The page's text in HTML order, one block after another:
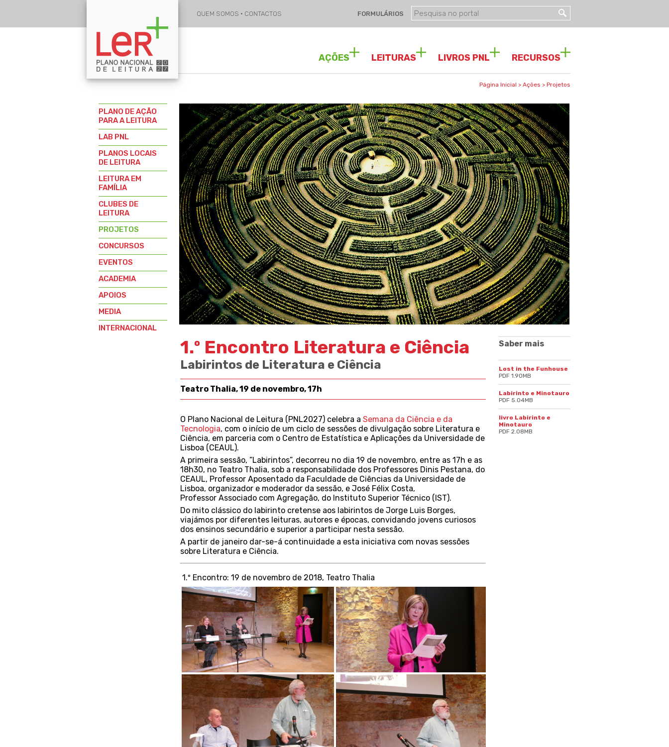
QUEM SOMOS · CONTACTOS FORMULÁRIOS
RECURSOS
LIVROS PNL
LEITURAS
AÇÕES
Página Inicial > Ações > Projetos
PLANO DE AÇÃO
PARA A LEITURA
LAB PNL
PLANOS LOCAIS
DE LEITURA
LEITURA EM
FAMÍLIA
CLUBES DE
LEITURA
PROJETOS
CONCURSOS
EVENTOS
ACADEMIA
APOIOS
MEDIA
INTERNACIONAL
1.º Encontro Literatura e Ciência
Labirintos de Literatura e Ciência
Teatro Thalia, 19 de novembro, 17h
O Plano Nacional de Leitura (PNL2027) celebra a Semana da Ciência e da
Tecnologia, com o início de um ciclo de sessões de divulgação sobre Literatura e
Ciência, em parceria com o Centro de Estatística e Aplicações da Universidade de
Lisboa (CEAUL).
A primeira sessão, ”Labirintos”, decorreu no dia 19 de novembro, entre as 17h e as
18h30, no Teatro Thalia, sob a responsabilidade dos Professores Dinis Pestana, do
CEAUL, Professor Aposentado da Faculdade de Ciências da Universidade de
Lisboa, organizador e moderador da sessão, e José Félix Costa,
Professor Associado com Agregação, do Instituto Superior Técnico (IST).
Do mito clássico do labirinto cretense aos labirintos de Jorge Luis Borges,
viajámos por diferentes leituras, autores e épocas, convidando jovens curiosos
dos ensinos secundário e superior a participar nesta sessão.
A partir de janeiro dar-se-á continuidade a esta iniciativa com novas sessões
sobre Literatura e Ciência.
1.º Encontro: 19 de novembro de 2018, Teatro Thalia
Saber mais
Lost in the Funhouse
PDF 1.90MB
Labirinto e Minotauro
PDF 5.04MB
livro Labirinto e
Minotauro
PDF 2.08MB